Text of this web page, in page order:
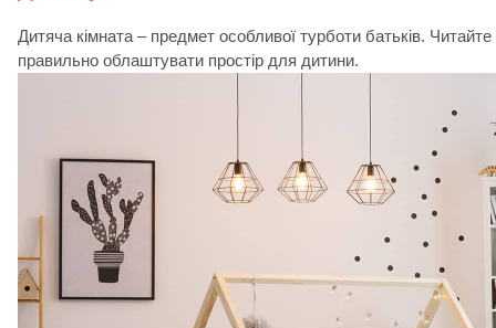
Дитяча кімната – предмет особливої ​​турботи батьків. Читайте
правильно облаштувати простір для дитини.